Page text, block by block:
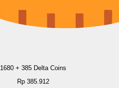
1680 + 385 Delta Coins
Rp 385.912